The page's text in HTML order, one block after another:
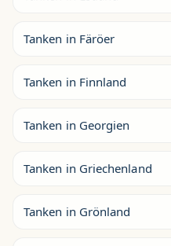
Tanken in Färöer
Tanken in Finnland
Tanken in Georgien
Tanken in Griechenland
Tanken in Grönland